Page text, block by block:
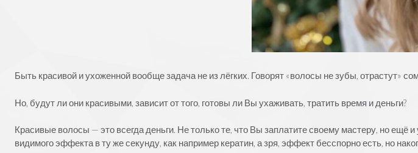
Быть красивой и ухоженной вообще задача не из лёгких. Говорят «волосы не зубы, отрастут»
Но, будут ли они красивыми, зависит от того, готовы ли Вы ухаживать, тратить время и деньги?
Красивые волосы — это всегда деньги. Не только те, что Вы заплатите своему мастеру, но
видимого эффекта в ту же секунду, как например кератин, а зря, эффект бесспорно есть, но